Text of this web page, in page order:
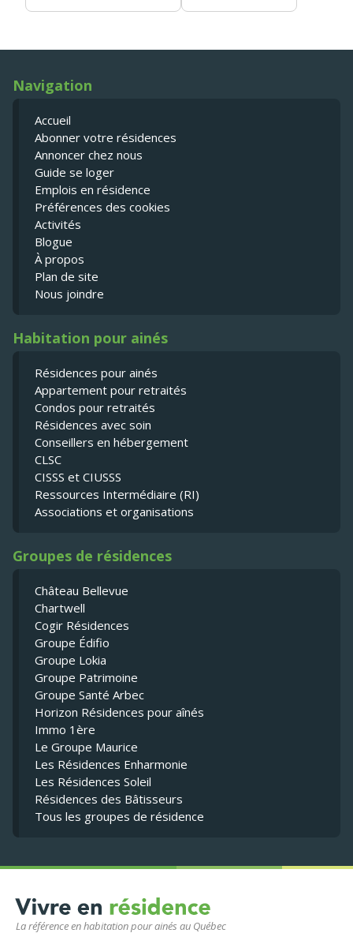
La référence en habitation pour ainés au Québec
Navigation
Accueil
Abonner votre résidences
Annoncer chez nous
Guide se loger
Emplois en résidence
Préférences des cookies
Activités
Blogue
À propos
Plan de site
Nous joindre
Habitation pour ainés
Résidences pour ainés
Appartement pour retraités
Condos pour retraités
Résidences avec soin
Conseillers en hébergement
CLSC
CISSS et CIUSSS
Ressources Intermédiaire (RI)
Associations et organisations
Groupes de résidences
Château Bellevue
Chartwell
Cogir Résidences
Groupe Édifio
Groupe Lokia
Groupe Patrimoine
Groupe Santé Arbec
Horizon Résidences pour aînés
Immo 1ère
Le Groupe Maurice
Les Résidences Enharmonie
Les Résidences Soleil
Résidences des Bâtisseurs
Tous les groupes de résidence